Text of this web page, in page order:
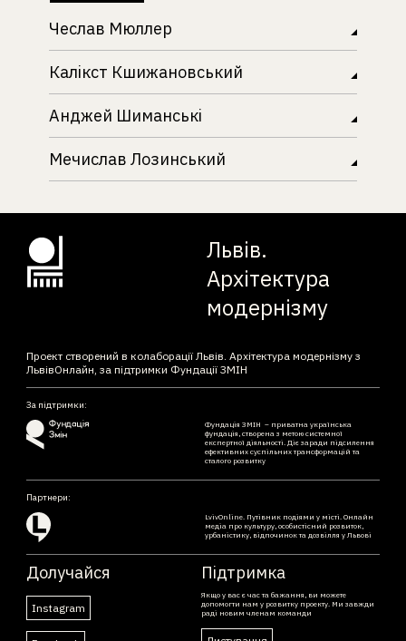
Чеслав Мюллер
Калікст Кшижановський
Анджей Шиманські
Мечислав Лозинський
Львів.
Архітектура
модернізму
Проект створений в колаборації Львів. Архітектура модернізму з
ЛьвівОнлайн, за підтримки Фундації ЗМІН
За підтримки:
Фундація ЗМІН – приватна українська
фундація, створена з метою системної
експертної діяльності. Діє заради підсилення
ефективних суспільних трансформацій та
сталого розвитку
Партнери:
LvivOnline. Путівник подіями у місті. Онлайн
медіа про культуру, особистісний розвиток,
урбаністику, відпочинок та дозвілля у Львові
Долучайся
Instagram
Підтримка
Якщо у вас є час та бажання, ви можете
допомогти нам у розвитку проекту. Ми завжди
раді новим членам команди